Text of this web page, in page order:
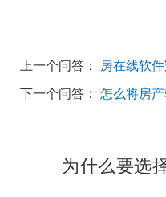
上一个问答： 房在线软
下一个问答：
为什么要选